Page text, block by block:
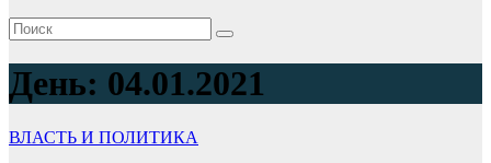
День: 04.01.2021
ВЛАСТЬ И ПОЛИТИКА